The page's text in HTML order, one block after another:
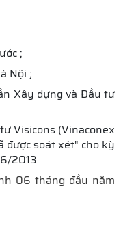
;
Nội ;
Xây dựng và Đầu tư
Visicons (Vinaconex
được soát xét" cho kỳ
2013
06 tháng đầu năm